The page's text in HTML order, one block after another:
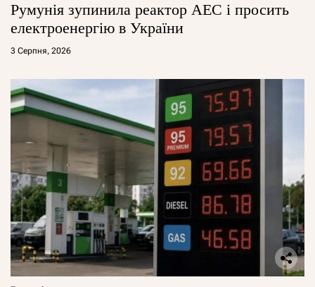
Румунія зупинила реактор АЕС і просить
електроенергію в України
3 Серпня, 2026